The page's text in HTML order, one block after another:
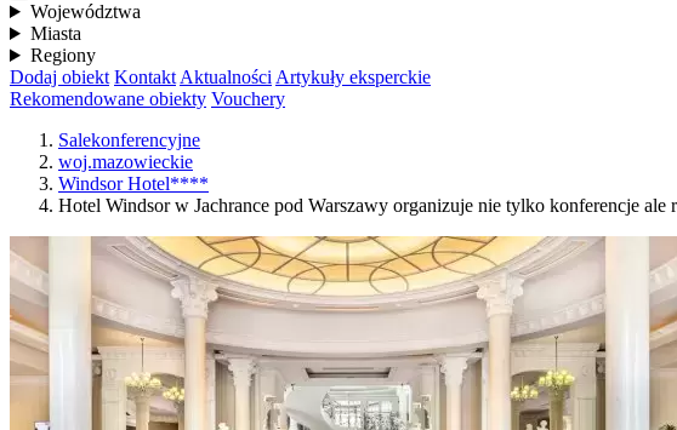
Województwa
Miasta
Regiony
Dodaj obiekt Kontakt Aktualności Artykuły eksperckie
Rekomendowane obiekty Vouchery
Salekonferencyjne
woj.mazowieckie
Windsor Hotel****
Hotel Windsor w Jachrance pod Warszawy organizuje nie tylko konferencje